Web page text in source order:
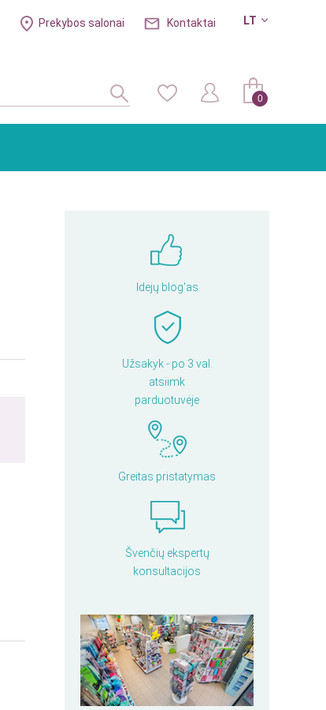
LT
Prekybos salonai Kontaktai
0
Idėjų blog'as
Užsakyk - po 3 val.
atsiimk
parduotuvėje
Greitas pristatymas
Švenčių ekspertų
konsultacijos